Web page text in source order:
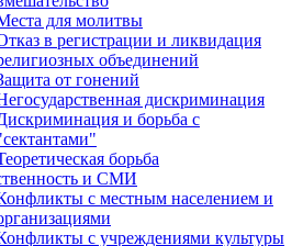
для молитвы
в регистрации и ликвидация
объединений
от гонений
дискриминация
и борьба с
борьба
и СМИ
с местным населением и
с учреждениями культуры